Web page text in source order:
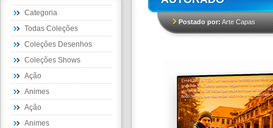
Categoria
Todas Coleções
Coleções Desenhos
Coleções Shows
Ação
Animes
Ação
Animes
Postado por:Arte Capas